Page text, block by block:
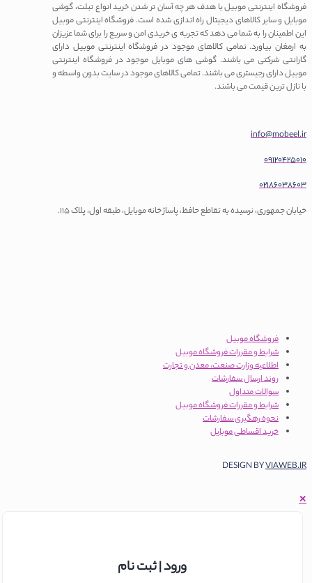
اینترنتی موبیل با هدف هر چه آسان تر شدن خرید انواع تبلت، گوشی
و سایر کالاهای دیجیتال راه اندازی شده است. فروشگاه اینترنتی موبیل
اطمینان را به شما می دهد که تجربه ی خریدی امن و سریع را برای شما عزیزان
ارمغان بیاورد. تمامی کالاهای موجود در فروشگاه اینترنتی موبیل دارای
شرکتی می باشند. گوشی های موبایل موجود در فروشگاه اینترنتی
دارای رجیستری می باشند. تمامی کالاهای موجود در سایت بدون واسطه و
نازل ترین قیمت می باشند.
جمهوری، نرسیده به تقاطع حافظ، پاساژ خانه موبایل، طبقه اول، پلاک 115.
فروشگاه موبیل
شرایط و مقررات فروشگاه موبیل
اطلاعیه وزارت صنعت، معدن و تجارت
روند ارسال سفارشات
سوالات متداول
شرایط و مقررات فروشگاه موبیل
نحوه رهگیری سفارشات
خرید اقساطی موبایل
DESIGN BY
ورود | ثبت نام